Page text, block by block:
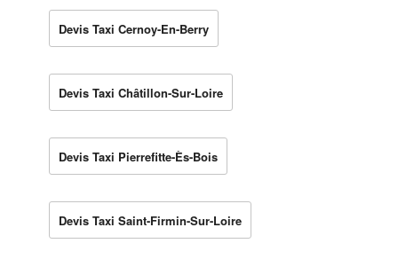
Devis Taxi Cernoy-En-Berry
Devis Taxi Châtillon-Sur-Loire
Devis Taxi Pierrefitte-Ès-Bois
Devis Taxi Saint-Firmin-Sur-Loire